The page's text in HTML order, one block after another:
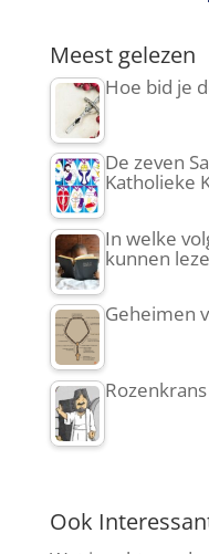
Meest gelezen
Hoe bid je
De zeven
Katholieke
In welke
kunnen
Geheimen
Ook